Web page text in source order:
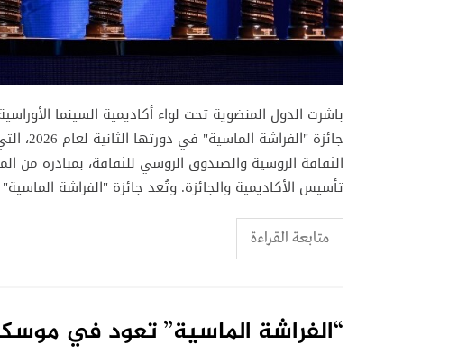
باشرت الدول المنضوية تحت لواء أكاديمية السينما
جائزة
الثقافة الروسية والصندوق الروسي للثقافة، بمبادرة من
تأسيس الأكاديمية والجائزة. وتُعد جائزة "الفراشة الماسية"
متابعة القراءة
“الفراشة الماسية” تعود في